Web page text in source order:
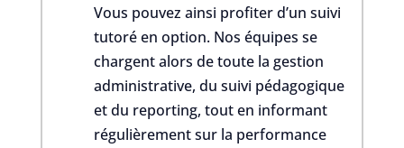
Vous pouvez ainsi profiter d’un suivi
tutoré en option. Nos équipes se
chargent alors de toute la gestion
administrative, du suivi pédagogique
et du reporting, tout en informant
régulièrement sur la performance